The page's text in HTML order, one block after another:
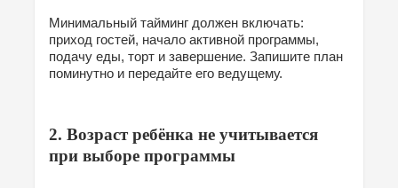
Минимальный тайминг должен включать:
приход гостей, начало активной программы,
подачу еды, торт и завершение. Запишите план
поминутно и передайте его ведущему.
2. Возраст ребёнка не учитывается
при выборе программы